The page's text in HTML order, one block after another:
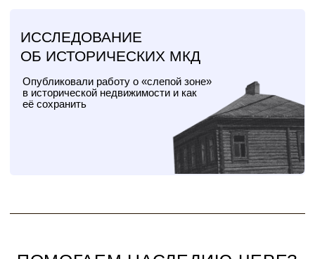
РАЗРАБОТКА ПРОЕКТА ОТ ИДЕИ
ДО⦁РЕАЛИЗАЦИИ